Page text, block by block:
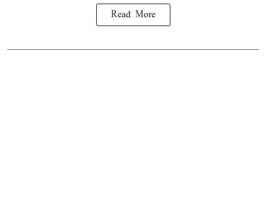
Read More